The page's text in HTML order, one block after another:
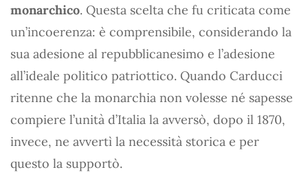
monarchico. Questa scelta che fu criticata come
un’incoerenza: è comprensibile, considerando la
sua adesione al repubblicanesimo e l’adesione
all’ideale politico patriottico. Quando Carducci
ritenne che la monarchia non volesse né sapesse
compiere l’unità d’Italia la avversò, dopo il 1870,
invece, ne avvertì la necessità storica e per
questo la supportò.